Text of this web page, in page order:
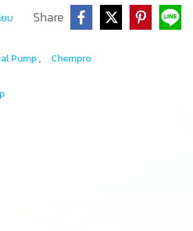
บ Share
Pump, Chempro